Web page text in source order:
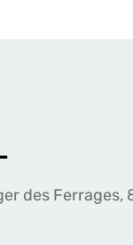
des Ferrages,